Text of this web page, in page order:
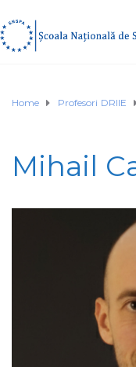
Home Profesori DRIIE
Mihail